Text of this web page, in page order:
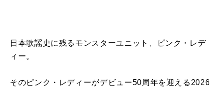
日本歌謡史に残るモンスターユニット、ピンク・レデ
ィー。
そのピンク・レディーがデビュー50周年を迎える2026